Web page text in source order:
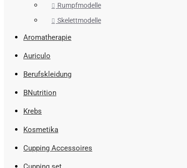
Rumpfmodelle
Skelettmodelle
Aromatherapie
Auriculo
Berufskleidung
BNutrition
Krebs
Kosmetika
Cupping Accessoires